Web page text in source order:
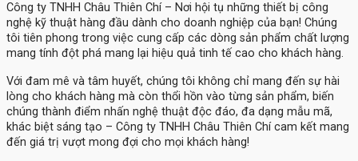
Công ty TNHH Châu Thiên Chí– Nơi hội tụ những thiết bị công
nghệ kỹ thuật hàng đầu dành cho doanh nghiệp của bạn! Chúng
tôi tiên phong trong việc cung cấp các dòng sản phẩm chất lượng
mang tính đột phá mang lại hiệu quả tinh tế cao cho khách hàng.
Với đam mê và tâm huyết, chúng tôi không chỉ mang đến sự hài
lòng cho khách hàng mà còn thổi hồn vào từng sản phẩm, biến
chúng thành điểm nhấn nghệ thuật độc đáo, đa dạng mẫu mã,
khác biệt sáng tạo – Công ty TNHH Châu Thiên Chí cam kết mang
đến giá trị vượt mong đợi cho mọi khách hàng!